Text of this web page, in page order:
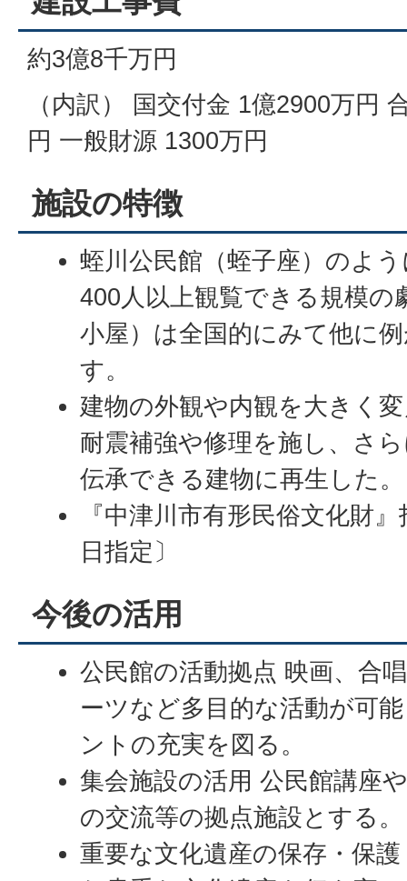
約3億8千万円
（内訳） 国交付金 1億2900万円
円 一般財源 1300万円
施設の特徴
蛭川公民館（蛭子座）のよ
400人以上観覧できる規模の
小屋）は全国的にみて他に
す。
建物の外観や内観を大きく
耐震補強や修理を施し、さ
伝承できる建物に再生した。
『中津川市有形民俗文化財
日指定〕
今後の活用
公民館の活動拠点 映画、合
ーツなど多目的な活動が可
ントの充実を図る。
集会施設の活用 公民館講座
の交流等の拠点施設とする。
重要な文化遺産の保存・保